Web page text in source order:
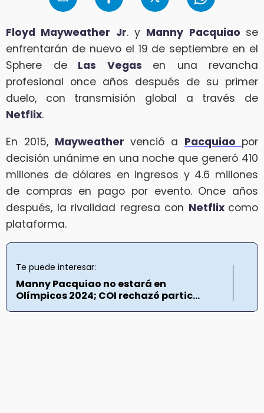
Floyd Mayweather Jr. y Manny Pacquiao se
enfrentarán de nuevo el 19 de septiembre en el
Sphere deLas Vegas en una revancha
profesional once años después de su primer
duelo, con transmisión global a través de
Netflix.
En 2015, Mayweather venció a Pacquiao por
decisión unánime en una noche que generó 410
millones de dólares en ingresos y 4.6 millones
de compras en pago por evento. Once años
después, la rivalidad regresa con Netflix como
plataforma.
Te puede interesar:
Manny Pacquiao no estará en
Olímpicos 2024; COI rechazó partic...